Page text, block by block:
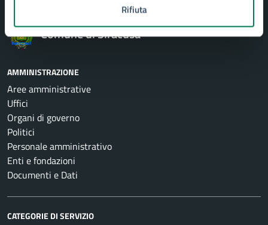
Rifiuta
Comune di Siracusa
AMMINISTRAZIONE
Aree amministrative
Uffici
Organi di governo
Politici
Personale amministrativo
Enti e fondazioni
Documenti e Dati
CATEGORIE DI SERVIZIO